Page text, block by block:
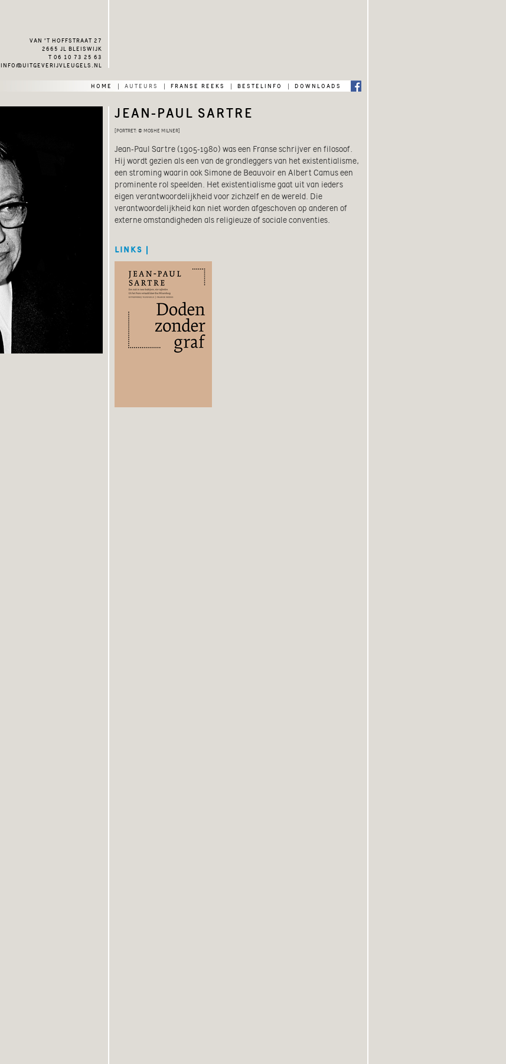
van ’t hoffstraat 27
2665 jl bleiswijk
t 06 10 73 25 63
info@uitgeverijvleugels.nl
home | auteurs | franse reeks | bestelinfo | downloads
JEAN-PAUL SARTRE
[PORTRET: © MOSHE MILNER]
Jean-Paul Sartre (1905-1980) was een Franse schrijver en filosoof.
Hij wordt gezien als een van de grondleggers van het existentialisme,
een stroming waarin ook Simone de Beauvoir en Albert Camus een
prominente rol speelden. Het existentialisme gaat uit van ieders
eigen verantwoordelijkheid voor zichzelf en de wereld. Die
verantwoordelijkheid kan niet worden afgeschoven op anderen of
externe omstandigheden als religieuze of sociale conventies.
LINKS |